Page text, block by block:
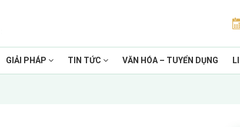
GIẢI PHÁP TIN TỨC VĂN HÓA – TUYỂN DỤNG